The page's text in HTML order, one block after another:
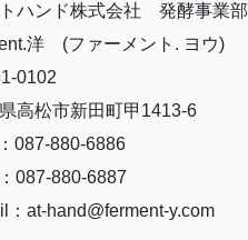
ハンド株式会社 発酵事業部
洋 (ファーメント. ヨウ)
0102
高松市新田町甲1413-6
087-880-6886
087-880-6887
：at-hand@ferment-y.com